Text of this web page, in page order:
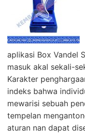
aplikasi Box Vandel
masuk akal sekali-
Karakter
indeks bahwa
mewarisi sebuah
tempelan
aturan nan dapat